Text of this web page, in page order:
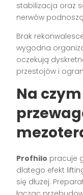
stabilizacja oraz
nerwów
Brak
wygodna
oczekują
przestojów i
Na
Profhilo pracuje
dlatego efekt
się dłużej.